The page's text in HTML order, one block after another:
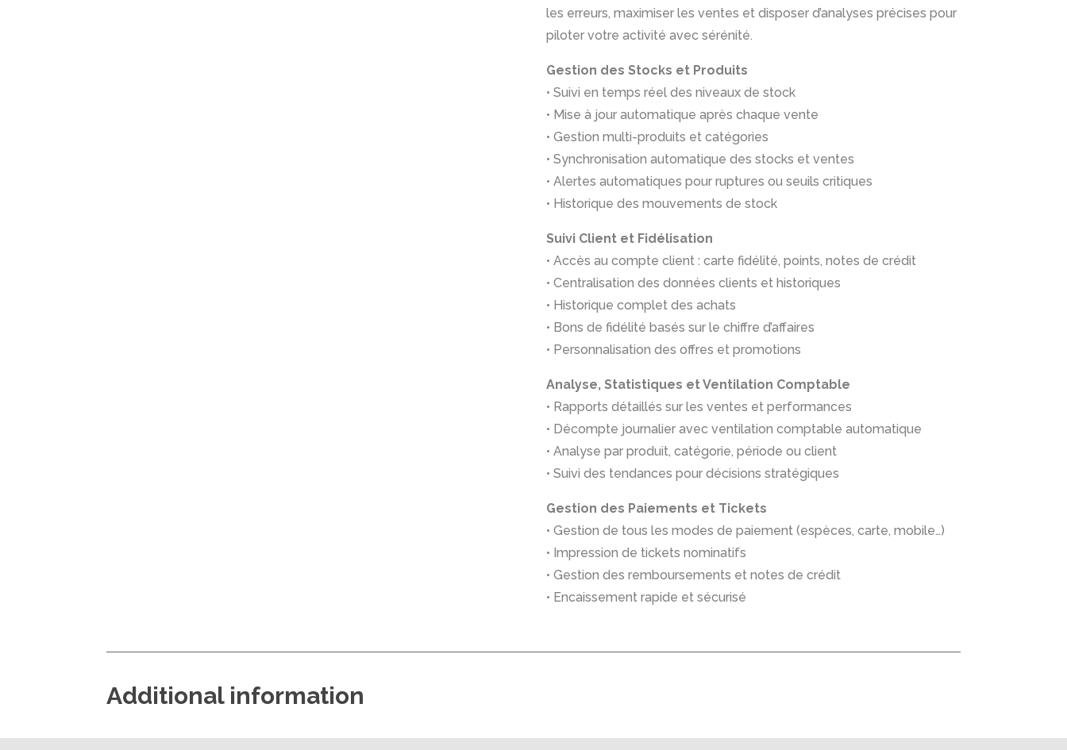
les erreurs, maximiser les ventes et disposer d’analyses précises pour
piloter votre activité avec sérénité.
Gestion des Stocks et Produits
• Suivi en temps réel des niveaux de stock
• Mise à jour automatique après chaque vente
• Gestion multi-produits et catégories
• Synchronisation automatique des stocks et ventes
• Alertes automatiques pour ruptures ou seuils critiques
• Historique des mouvements de stock
Suivi Client et Fidélisation
• Accès au compte client : carte fidélité, points, notes de crédit
• Centralisation des données clients et historiques
• Historique complet des achats
• Bons de fidélité basés sur le chiffre d’affaires
• Personnalisation des offres et promotions
Analyse, Statistiques et Ventilation Comptable
• Rapports détaillés sur les ventes et performances
• Décompte journalier avec ventilation comptable automatique
• Analyse par produit, catégorie, période ou client
• Suivi des tendances pour décisions stratégiques
Gestion des Paiements et Tickets
• Gestion de tous les modes de paiement (espèces, carte, mobile…)
• Impression de tickets nominatifs
• Gestion des remboursements et notes de crédit
• Encaissement rapide et sécurisé
Additional information